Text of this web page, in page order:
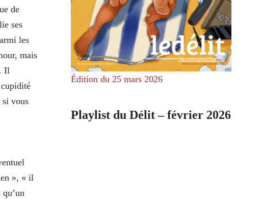
de
ses
les
mais
Il
si vous
», « il
Édition du 25 mars 2026
Playlist du Délit – février 2026